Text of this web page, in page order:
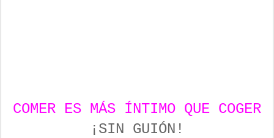
COMER ES MÁS ÍNTIMO QUE COGER
¡SIN GUIÓN!